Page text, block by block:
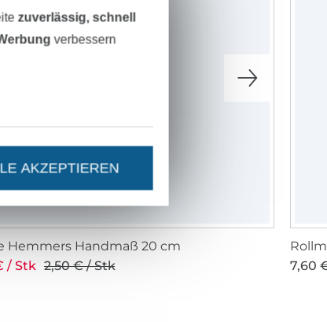
Hemmers Handmaß 20 cm
/ Stk 2,50 € / Stk
7,60
zuverlässig, schnell
verbessern
AKZEPTIEREN